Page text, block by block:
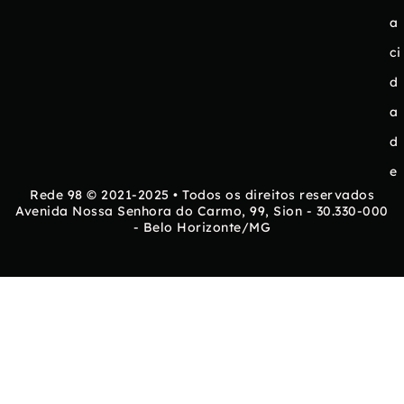
a
ci
d
a
d
e
Rede 98 © 2021-2025 • Todos os direitos reservados
Avenida Nossa Senhora do Carmo, 99, Sion - 30.330-000
- Belo Horizonte/MG